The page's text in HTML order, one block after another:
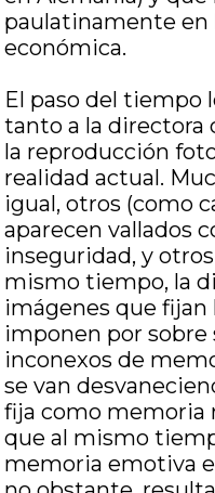
paulatinamente en
económica.
El paso del tiempo
tanto a la directora
la reproducción
realidad actual.
igual, otros (como
aparecen vallados
inseguridad, y
mismo tiempo, la
imágenes que fijan
imponen por
inconexos de
se van
fija como memoria
que al mismo
memoria emotiva